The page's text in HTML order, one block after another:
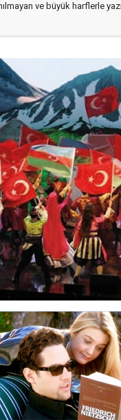
ve büyük harflerle